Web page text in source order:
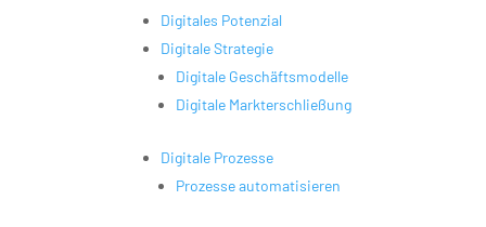
Digitales Potenzial
Digitale Strategie
Digitale Geschäftsmodelle
Digitale Markterschließung
Digitale Prozesse
Prozesse automatisieren